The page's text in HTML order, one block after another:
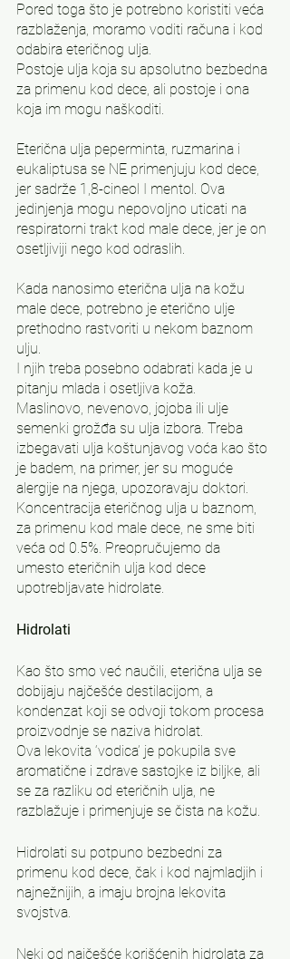
Pored toga što je potrebno koristiti veća
razblaženja, moramo voditi računa i kod
odabira eteričnog ulja.
Postoje ulja koja su apsolutno bezbedna
za primenu kod dece, ali postoje i ona
koja im mogu naškoditi.
Eterična ulja peperminta, ruzmarina i
eukaliptusa se NE primenjuju kod dece,
jer sadrže 1,8-cineol I mentol. Ova
jedinjenja mogu nepovoljno uticati na
respiratorni trakt kod male dece, jer je on
osetljiviji nego kod odraslih.
Kada nanosimo eterična ulja na kožu
male dece, potrebno je eterično ulje
prethodno rastvoriti u nekom baznom
ulju.
I njih treba posebno odabrati kada je u
pitanju mlada i osetljiva koža.
Maslinovo, nevenovo, jojoba ili ulje
semenki grožđa su ulja izbora. Treba
izbegavati ulja koštunjavog voća kao što
je badem, na primer, jer su moguće
alergije na njega, upozoravaju doktori.
Koncentracija eteričnog ulja u baznom,
za primenu kod male dece, ne sme biti
veća od 0.5%. Preopručujemo da
umesto eteričnih ulja kod dece
upotrebljavate hidrolate.
Hidrolati
Kao što smo već naučili, eterična ulja se
dobijaju najčešće destilacijom, a
kondenzat koji se odvoji tokom procesa
proizvodnje se naziva hidrolat.
Ova lekovita ‘vodica’ je pokupila sve
aromatične i zdrave sastojke iz biljke, ali
se za razliku od eteričnih ulja, ne
razblažuje i primenjuje se čista na kožu.
Hidrolati su potpuno bezbedni za
primenu kod dece, čak i kod najmladjih i
najnežnijih, a imaju brojna lekovita
svojstva.
Neki od najčešće korišćenih hidrolata za